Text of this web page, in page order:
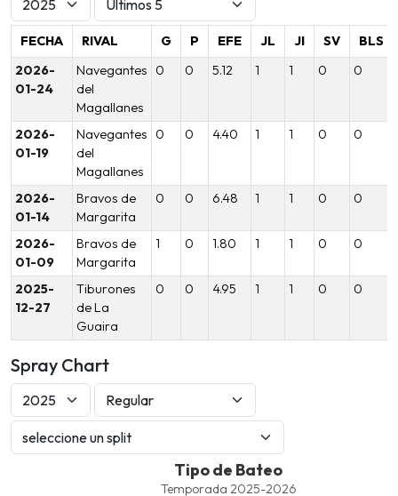
FECHA RIVAL G P EFE JL JI SV
BLS
2026-
01-24
Navegantes
del
Magallanes
0 0 5.12 1 1 0 0
2026-
01-19
Navegantes
del
Magallanes
0 0 4.40 1 1 0 0
2026-
01-14
Bravos de
Margarita
0 0 6.48 1 1 0 0
2026-
01-09
Bravos de
Margarita
1 0 1.80 1 1 0 0
2025-
12-27
Tiburones
de La
Guaira
0 0 4.95 1 1 0 0
Spray Chart
Combination chart with 9 data series.
Tipo de Bateo
Temporada 2025-2026